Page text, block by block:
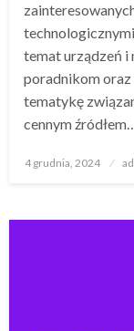
temat urządzeń i
poradnikom oraz
tematykę
cennym
Opublikowane
4 grudnia, 2024